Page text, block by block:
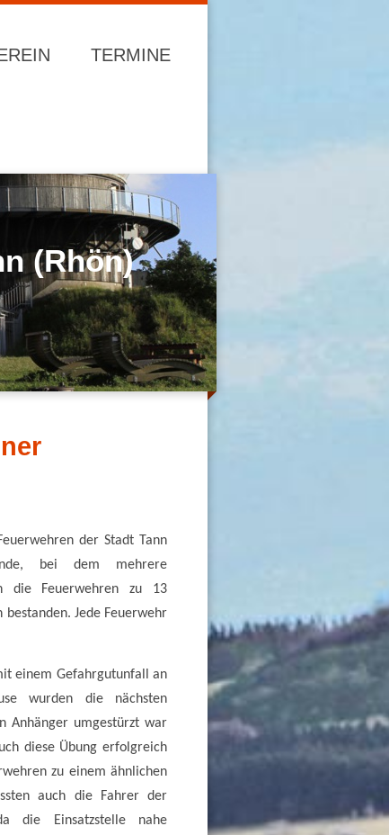
TERMINE
(Rhön)
der Stadt Tann
bei dem mehrere
die Feuerwehren zu 13
Jede Feuerwehr
einem Gefahrgutunfall an
wurden die nächsten
Anhänger umgestürzt war
diese Übung erfolgreich
zu einem ähnlichen
auch die Fahrer der
die Einsatzstelle nahe